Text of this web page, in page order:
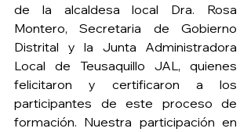
de la alcaldesa local Dra. Rosa
Montero, Secretaria de Gobierno
Distrital y la Junta Administradora
Local de Teusaquillo JAL, quienes
felicitaron y certificaron a los
participantes de este proceso de
formación. Nuestra participación en